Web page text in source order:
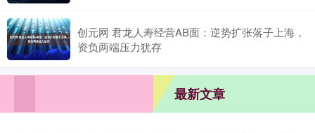
创元网 君龙人寿经营AB面：逆势扩张落子上海，
资负两端压力犹存
最新文章